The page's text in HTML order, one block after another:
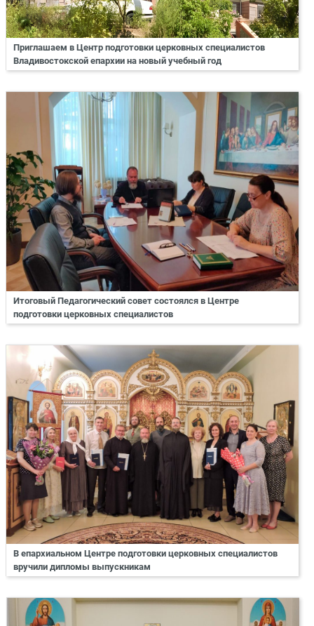
Приглашаем в Центр подготовки церковных специалистов
Владивостокской епархии на новый учебный год
Итоговый Педагогический совет состоялся в Центре
подготовки церковных специалистов
В епархиальном Центре подготовки церковных специалистов
вручили дипломы выпускникам